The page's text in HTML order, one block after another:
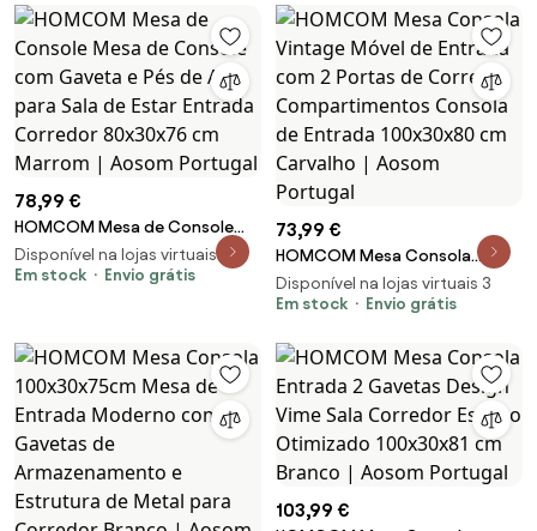
tombo para Entrada Sala
Corredor 80x31,5x75 cm Branco
Marrom Escuro | Aosom
78,99 €
HOMCOM Mesa de Console
Mesa de Console com Gaveta
e Pés de Aço para Sala de Estar
Disponível na lojas virtuais 2
Em stock
Envio grátis
73,99 €
HOMCOM Mesa Consola
Vintage Móvel de Entrada com
2 Portas de Correr e
Entrada 100x30x80 cm
Carvalho | Aosom Portugal
Disponível na lojas virtuais 3
Em stock
Envio grátis
103,99 €